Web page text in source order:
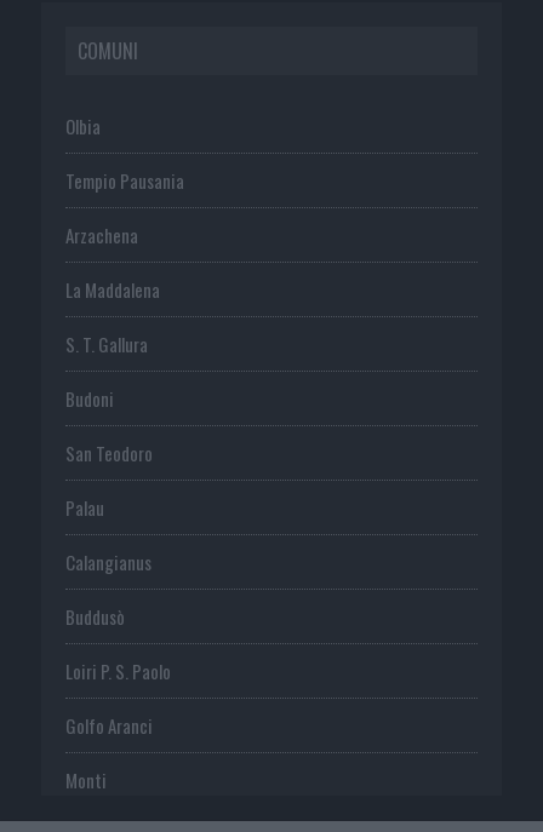
COMUNI
Olbia
Tempio Pausania
Arzachena
La Maddalena
S. T. Gallura
Budoni
San Teodoro
Palau
Calangianus
Buddusò
Loiri P. S. Paolo
Golfo Aranci
Monti